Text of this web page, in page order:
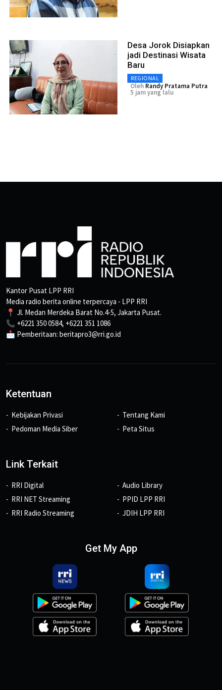
Desa Jorok Disiapkan
jadi Destinasi Wisata
Baru
REGIONAL
Oleh Randy Pratama Putra
5 jam yang lalu
Kantor Pusat LPP RRI
Media radio berita online terpercaya - LPP RRI
📍 Jl. Medan Merdeka Barat No.4-5, Jakarta Pusat.
📞 +6221 350 0584, +6221 351 1086
📩 Pemberitaan: beritapro3@rri.go.id
Ketentuan
Kebijakan Privasi
Pedoman Media Siber
Tentang Kami
Peta Situs
Link Terkait
RRI Digital
RRI NET Streaming
RRI Radio Streaming
Audio Library
PPID LPP RRI
JDIH LPP RRI
Get My App